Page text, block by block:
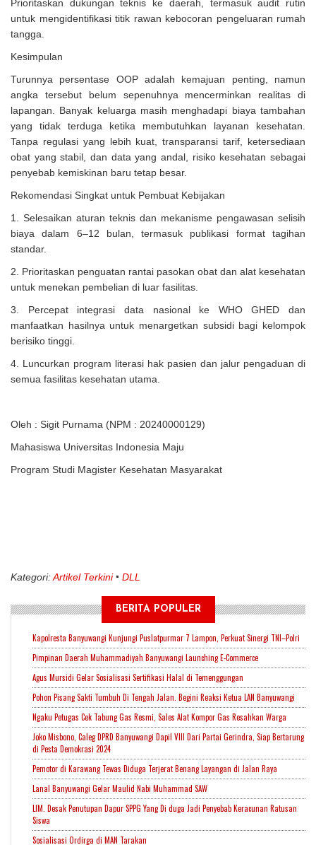
Prioritaskan dukungan teknis ke daerah, termasuk audit rutin
untuk mengidentifikasi titik rawan kebocoran pengeluaran rumah
tangga.
Kesimpulan
Turunnya persentase OOP adalah kemajuan penting, namun
angka tersebut belum sepenuhnya mencerminkan realitas di
lapangan. Banyak keluarga masih menghadapi biaya tambahan
yang tidak terduga ketika membutuhkan layanan kesehatan.
Tanpa regulasi yang lebih kuat, transparansi tarif, ketersediaan
obat yang stabil, dan data yang andal, risiko kesehatan sebagai
penyebab kemiskinan baru tetap besar.
Rekomendasi Singkat untuk Pembuat Kebijakan
1. Selesaikan aturan teknis dan mekanisme pengawasan selisih
biaya dalam 6–12 bulan, termasuk publikasi format tagihan
standar.
2. Prioritaskan penguatan rantai pasokan obat dan alat kesehatan
untuk menekan pembelian di luar fasilitas.
3. Percepat integrasi data nasional ke WHO GHED dan
manfaatkan hasilnya untuk menargetkan subsidi bagi kelompok
berisiko tinggi.
4. Luncurkan program literasi hak pasien dan jalur pengaduan di
semua fasilitas kesehatan utama.
Oleh : Sigit Purnama (NPM : 20240000129)
Mahasiswa Universitas Indonesia Maju
Program Studi Magister Kesehatan Masyarakat
Kategori:Artikel Terkini DLL
BERITA POPULER
Kapolresta Banyuwangi Kunjungi Puslatpurmar 7 Lampon, Perkuat Sinergi TNI–Polri
Pimpinan Daerah Muhammadiyah Banyuwangi Launching E-Commerce
Agus Mursidi Gelar Sosialisasi Sertifikasi Halal di Temenggungan
Pohon Pisang Sakti Tumbuh Di Tengah Jalan. Begini Reaksi Ketua LAN Banyuwangi
Ngaku Petugas Cek Tabung Gas Resmi, Sales Alat Kompor Gas Resahkan Warga
Joko Misbono, Caleg DPRD Banyuwangi Dapil VIII Dari Partai Gerindra, Siap Bertarung
di Pesta Demokrasi 2024
Pemotor di Karawang Tewas Diduga Terjerat Benang Layangan di Jalan Raya
Lanal Banyuwangi Gelar Maulid Nabi Muhammad SAW
LIM. Desak Penutupan Dapur SPPG Yang Di duga Jadi Penyebab Keracunan Ratusan
Siswa
Sosialisasi Ordirga di MAN Tarakan